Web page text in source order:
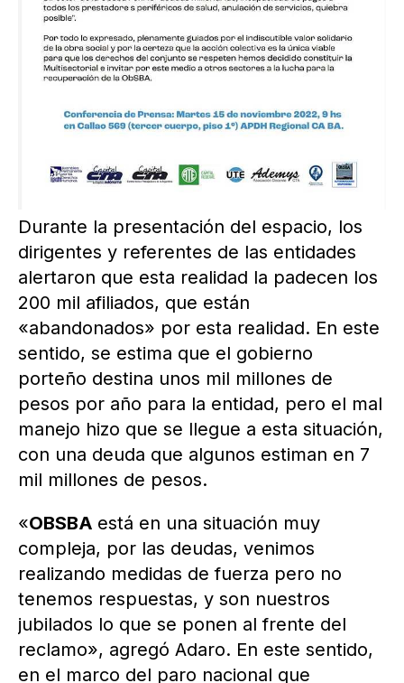
Durante la presentación del espacio, los
dirigentes y referentes de las entidades
alertaron que esta realidad la padecen los
200 mil afiliados, que están
«abandonados» por esta realidad. En este
sentido, se estima que el gobierno
porteño destina unos mil millones de
pesos por año para la entidad, pero el mal
manejo hizo que se llegue a esta situación,
con una deuda que algunos estiman en 7
mil millones de pesos.
«OBSBA está en una situación muy
compleja, por las deudas, venimos
realizando medidas de fuerza pero no
tenemos respuestas, y son nuestros
jubilados lo que se ponen al frente del
reclamo», agregó Adaro. En este sentido,
en el marco del paro nacional que